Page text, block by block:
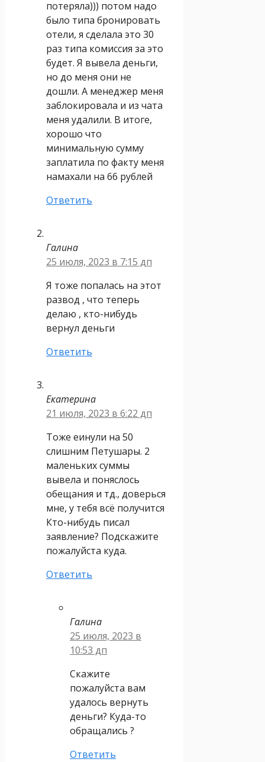
потеряла))) потом надо
было типа бронировать
отели, я сделала это 30
раз типа комиссия за это
будет. Я вывела деньги,
но до меня они не
дошли. А менеджер меня
заблокировала и из чата
меня удалили. В итоге,
хорошо что
минимальную сумму
заплатила по факту меня
намахали на 66 рублей
Ответить
Галина
25 июля, 2023 в 7:15 дп
Я тоже попалась на этот
развод , что теперь
делаю , кто-нибудь
вернул деньги
Ответить
Екатерина
21 июля, 2023 в 6:22 дп
Тоже еинули на 50
слишним Петушары. 2
маленьких суммы
вывела и поняслось
обещания и тд., доверься
мне, у тебя всё получится
Кто-нибудь писал
заявление? Подскажите
пожалуйста куда.
Ответить
Галина
25 июля, 2023 в
10:53 дп
Скажите
пожалуйста вам
удалось вернуть
деньги? Куда-то
обращались ?
Ответить